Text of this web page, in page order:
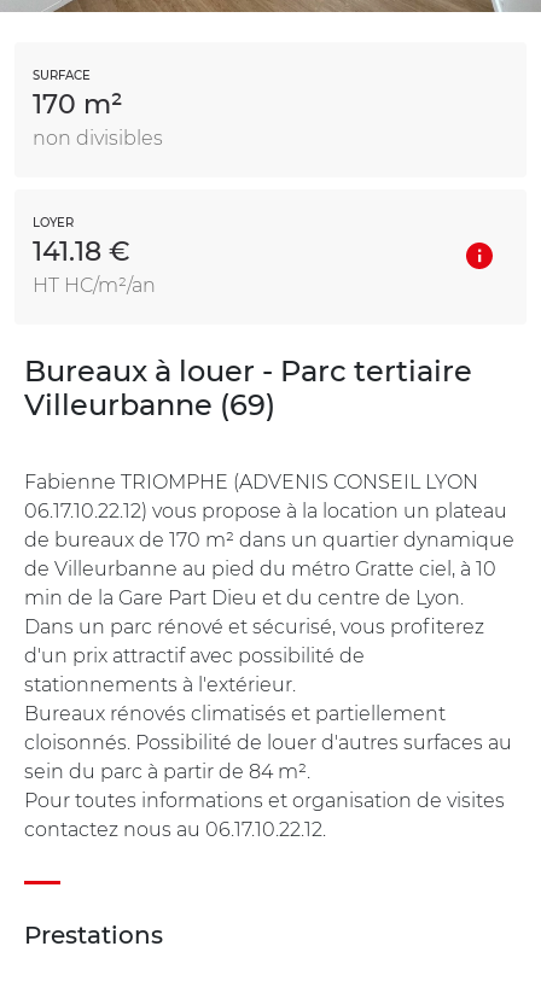
SURFACE
170 m²
non divisibles
LOYER
141.18 €
HT HC/m²/an
Bureaux à louer - Parc tertiaire
Villeurbanne (69)
Fabienne TRIOMPHE (ADVENIS CONSEIL LYON
06.17.10.22.12) vous propose à la location un plateau
de bureaux de 170 m² dans un quartier dynamique
de Villeurbanne au pied du métro Gratte ciel, à 10
min de la Gare Part Dieu et du centre de Lyon.
Dans un parc rénové et sécurisé, vous profiterez
d'un prix attractif avec possibilité de
stationnements à l'extérieur.
Bureaux rénovés climatisés et partiellement
cloisonnés. Possibilité de louer d'autres surfaces au
sein du parc à partir de 84 m².
Pour toutes informations et organisation de visites
contactez nous au 06.17.10.22.12.
Prestations